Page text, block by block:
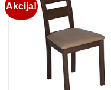
Akcija!